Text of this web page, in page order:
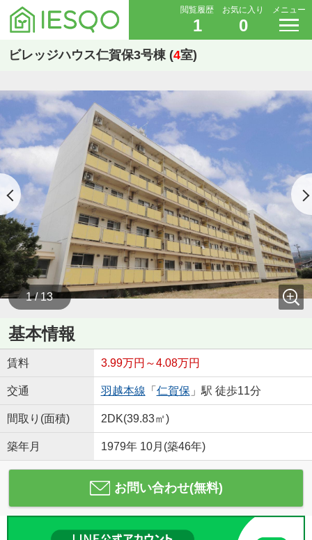
閲覧履歴
1
お気に入り
0
メニュー
ビレッジハウス仁賀保3号棟 (4室)
1 / 13
基本情報
賃料 3.99万円～4.08万円
交通 羽越本線 「 仁賀保 」駅 徒歩11分
間取り(面積) 2DK(39.83㎡)
築年月 1979年 10月(築46年)
お問い合わせ(無料)